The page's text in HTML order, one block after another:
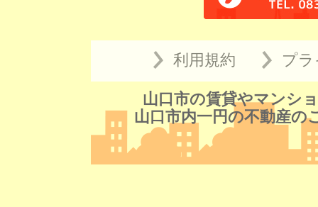
利用規約 プ
山口市の賃貸やマンシ
山口市内一円の不動産の